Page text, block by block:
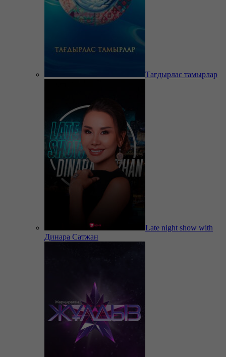
Тағдырлас тамырлар
Late night show with
Динара Сатжан